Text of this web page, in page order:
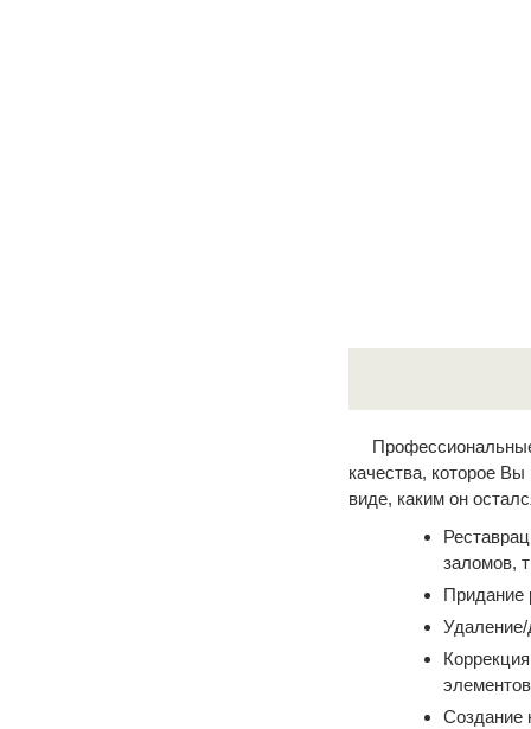
качества, которое
виде, каким он
заломов,
Придание
Создание